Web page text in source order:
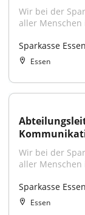
Wir bei der
aller Menschen
Sparkasse Essen
Essen
Wir bei der
aller Menschen
Sparkasse Essen
Essen